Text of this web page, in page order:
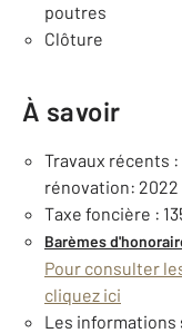
poutres
Clôture
À savoir
Travaux récents
rénovation: 2022
Taxe foncière :
Barèmes
Pour consulter
cliquez ici
Les informations